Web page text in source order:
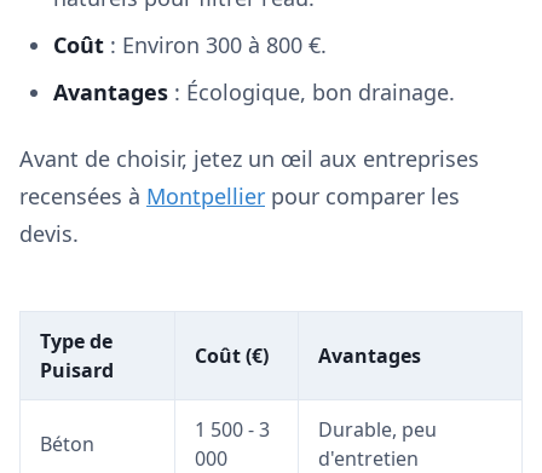
Coût : Environ 300 à 800 €.
Avantages : Écologique, bon drainage.
Avant de choisir, jetez un œil aux entreprises
recensées à Montpellier pour comparer les
devis.
Type de
Puisard
Coût (€) Avantages
Béton
1 500 - 3
000
Durable, peu
d'entretien